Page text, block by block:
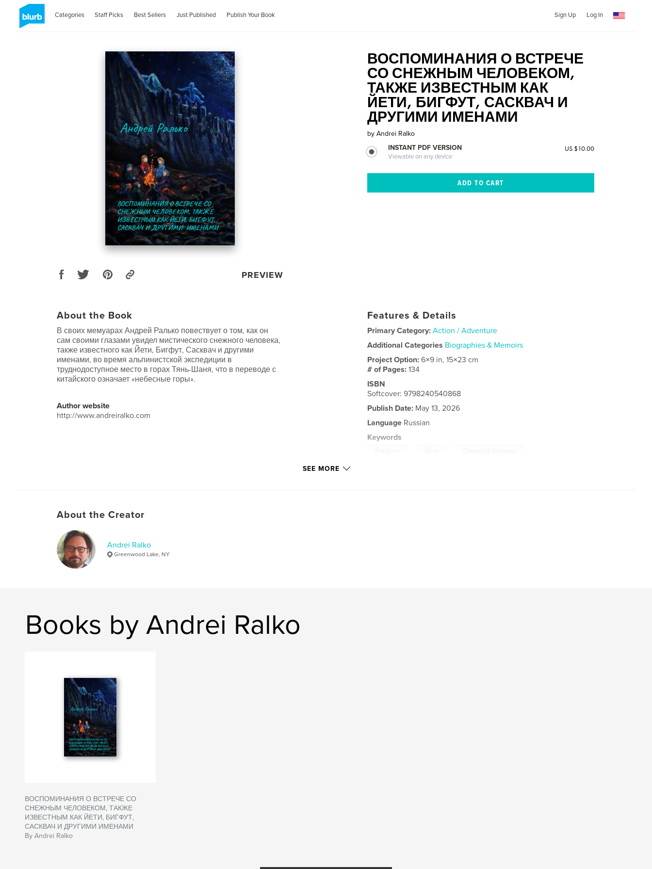
Categories Staff Picks Best Sellers Just Published Publish Your Book Sign Up Log In
PREVIEW
ВОСПОМИНАНИЯ О ВСТРЕЧЕ
СО СНЕЖНЫМ ЧЕЛОВЕКОМ,
ТАКЖЕ ИЗВЕСТНЫМ КАК
ЙЕТИ, БИГФУТ, САСКВАЧ И
ДРУГИМИ ИМЕНАМИ
by Andrei Ralko
INSTANT PDF VERSION
Viewable on any device
US $10.00
About the Book
В своих мемуарах Андрей Ралько повествует о том, как он
сам своими глазами увидел мистического снежного человека,
также известного как Йети, Бигфут, Сасквач и другими
именами, во время альпинистской экспедиции в
труднодоступное место в горах Тянь-Шаня, что в переводе с
китайского означает «небесные горы».
Author website
http://www.andreiralko.com
Features & Details
Primary Category: Action / Adventure
Additional Categories Biographies & Memoirs
Project Option:6×9 in, 15×23 cm
# of Pages:134
ISBN
Softcover: 9798240540868
Publish Date: May 13, 2026
Language Russian
Keywords
SEE MORE
About the Creator
Andrei Ralko
Greenwood Lake, NY
Books by Andrei Ralko
ВОСПОМИНАНИЯ О ВСТРЕЧЕ СО
СНЕЖНЫМ ЧЕЛОВЕКОМ, ТАКЖЕ
ИЗВЕСТНЫМ КАК ЙЕТИ, БИГФУТ,
САСКВАЧ И ДРУГИМИ ИМЕНАМИ
By Andrei Ralko